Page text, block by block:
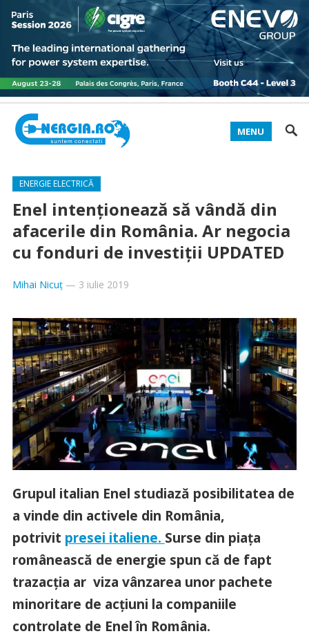
MENU
ENERGIE ELECTRICĂ
Enel intenţionează să vândă din
afacerile din România. Ar negocia
cu fonduri de investiţii UPDATED
Mihai Nicuț— 3 iulie 2019
Grupul italian Enel studiază posibilitatea de
a vinde din activele din România,
potrivit presei italiene. Surse din piaţa
românească de energie spun că de fapt
trazacţia ar viza vânzarea unor pachete
minoritare de acţiuni la companiile
controlate de Enel în România.